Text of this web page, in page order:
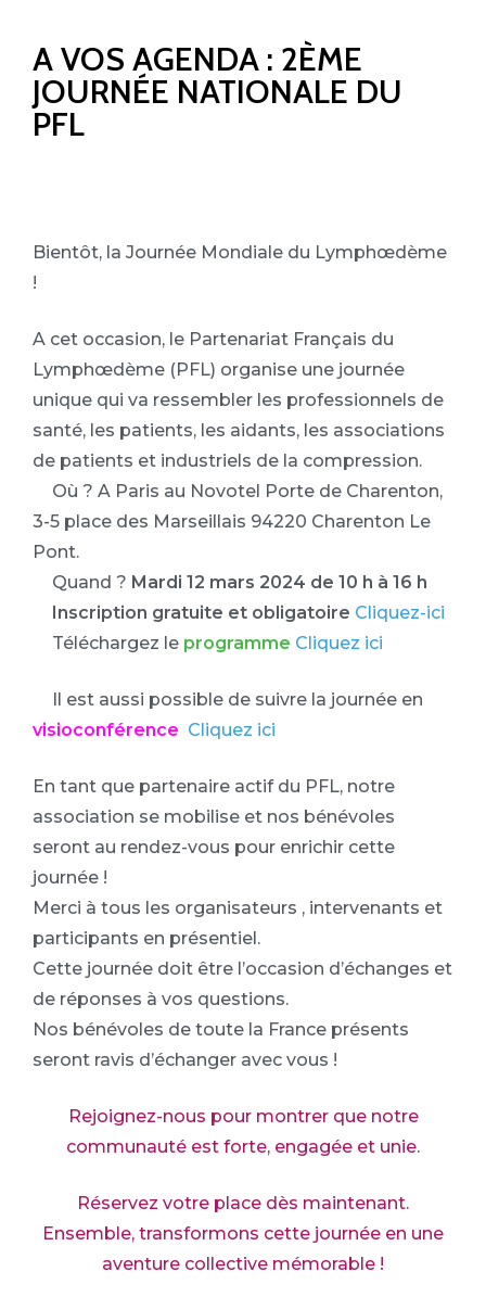
A VOS AGENDA : 2ÈME
JOURNÉE NATIONALE DU
PFL
Bientôt, la Journée Mondiale du Lymphœdème
!
A cet occasion, le Partenariat Français du
Lymphœdème (PFL) organise une journée
unique qui va ressembler les professionnels de
santé, les patients, les aidants, les associations
de patients et industriels de la compression.
Où ? A Paris au Novotel Porte de Charenton,
3-5 place des Marseillais 94220 Charenton Le
Pont.
Quand ? Mardi 12 mars 2024 de 10 h à 16 h
Inscription gratuite et obligatoire Cliquez-ici
Téléchargez le programme Cliquez ici
Il est aussi possible de suivre la journée en
visioconférence Cliquez ici
En tant que partenaire actif du PFL, notre
association se mobilise et nos bénévoles
seront au rendez-vous pour enrichir cette
journée !
Merci à tous les organisateurs , intervenants et
participants en présentiel.
Cette journée doit être l’occasion d’échanges et
de réponses à vos questions.
Nos bénévoles de toute la France présents
seront ravis d’échanger avec vous !
Rejoignez-nous pour montrer que notre
communauté est forte, engagée et unie.
Réservez votre place dès maintenant.
Ensemble, transformons cette journée en une
aventure collective mémorable !